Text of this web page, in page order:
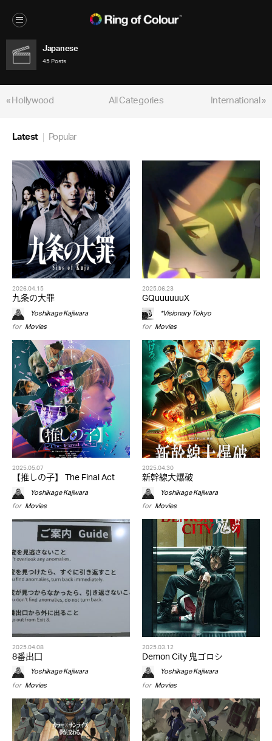
Japanese
45 Posts
« Hollywood International »
All Categories
Latest Popular
2026.04.15
九条の大罪
Yoshikage Kajiwara
for Movies
2025.06.23
GQuuuuuuX
*Visionary Tokyo
for Movies
2025.05.07
【推しの子】 The Final Act
Yoshikage Kajiwara
for Movies
2025.04.30
新幹線大爆破
Yoshikage Kajiwara
for Movies
2025.04.08
8番出口
Yoshikage Kajiwara
for Movies
2025.03.12
Demon City 鬼ゴロシ
Yoshikage Kajiwara
for Movies